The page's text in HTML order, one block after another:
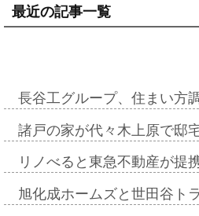
最近の記事一覧
長谷工グループ、住まい方
諸戸の家が代々木上原で邸
リノべると東急不動産が
旭化成ホームズと世田谷ト